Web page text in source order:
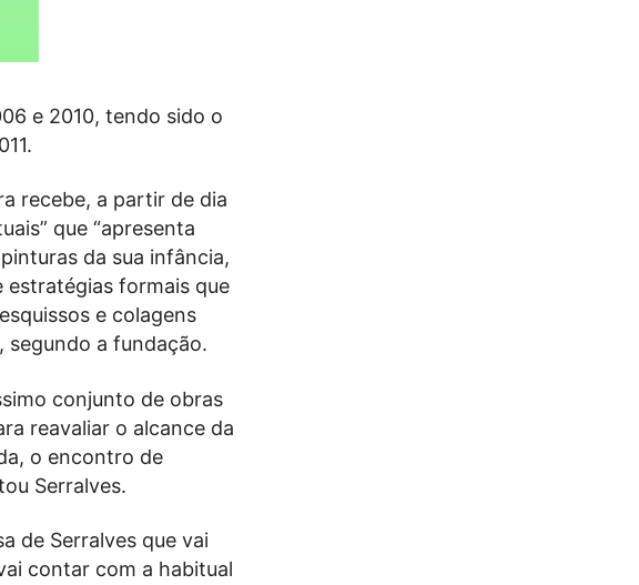
e 2010, tendo sido o
recebe, a partir de dia
que “apresenta
da sua infância,
formais que
e colagens
segundo a fundação.
conjunto de obras
reavaliar o alcance da
o encontro de
Serralves.
de Serralves que vai
contar com a habitual